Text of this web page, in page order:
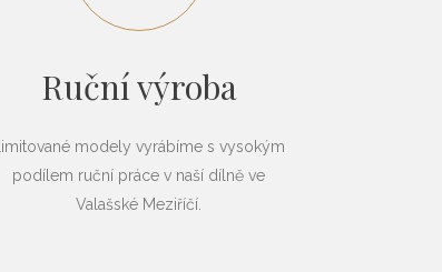
Ruční výroba
Limitované modely vyrábíme s vysokým
podílem ruční práce v naší dílně ve
Valašské Meziříčí.